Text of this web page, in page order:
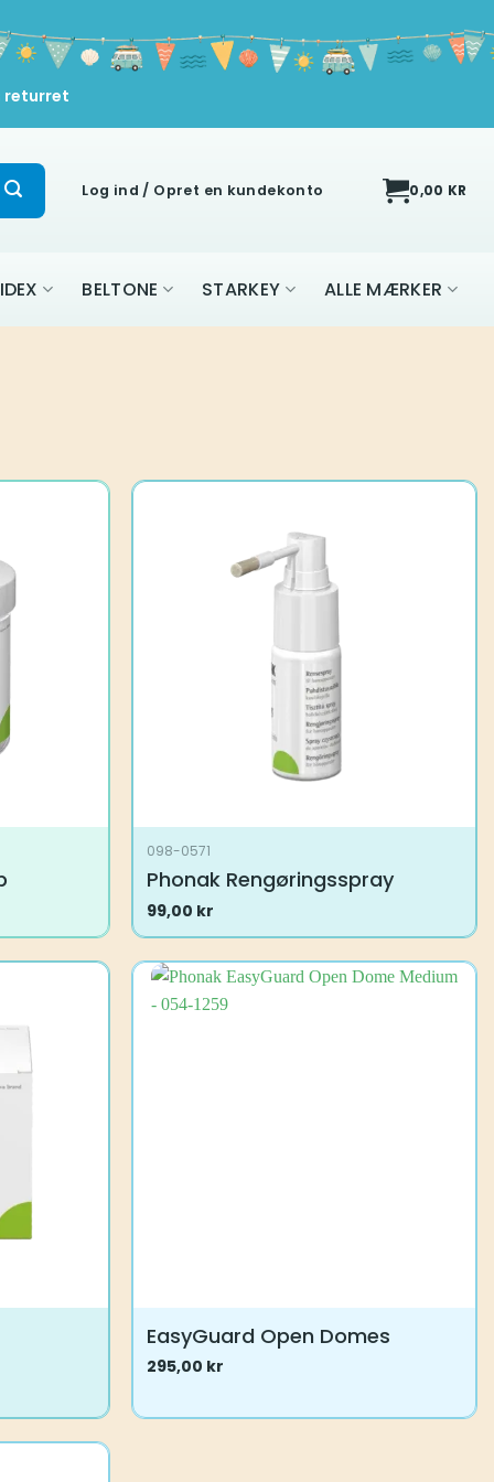
returret
Log ind / Opret en kundekonto 0,00 KR
BELTONE STARKEY ALLE MÆRKER
098-0571
Phonak Rengøringsspray
99,00 kr
EasyGuard Open Domes
295,00 kr
vare